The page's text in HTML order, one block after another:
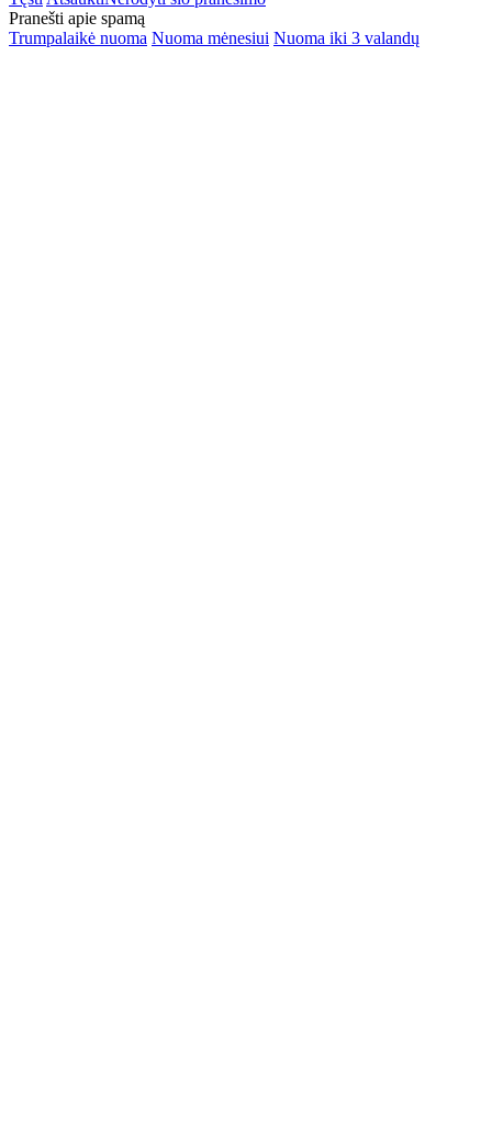
Pranešti apie spamą
Trumpalaikė nuoma Nuoma mėnesiui Nuoma iki 3 valandų